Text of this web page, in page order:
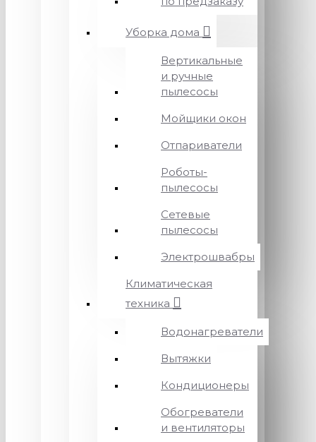
Уборка дома
Вертикальные
и ручные
пылесосы
Мойщики окон
Отпариватели
Роботы-
пылесосы
Сетевые
пылесосы
Электрошвабры
Климатическая
техника
Водонагреватели
Вытяжки
Кондиционеры
Обогреватели
и вентиляторы